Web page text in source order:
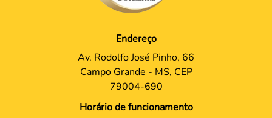
Endereço
Av. Rodolfo José Pinho, 66
Campo Grande - MS, CEP
79004-690
Horário de funcionamento